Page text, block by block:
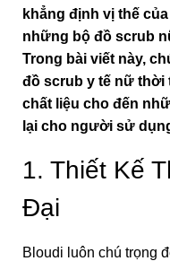
khẳng định vị thế
những bộ đồ scrub
Trong bài viết này,
đồ scrub y tế nữ thời
chất liệu cho đến
lại cho người sử
1. Thiết Kế
Đại
Bloudi luôn chú trọng